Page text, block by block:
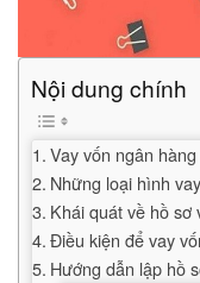
Nội dung chính
Vay vốn ngân
Những loại hình
Khái quát về hồ sơ
Điều kiện để vay
Hướng dẫn lập hồ